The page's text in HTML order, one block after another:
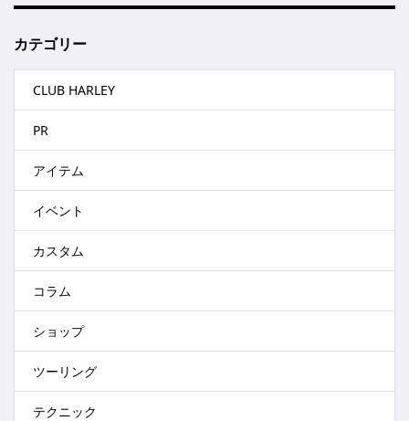
カテゴリー
CLUB HARLEY
PR
アイテム
イベント
カスタム
コラム
ショップ
ツーリング
テクニック